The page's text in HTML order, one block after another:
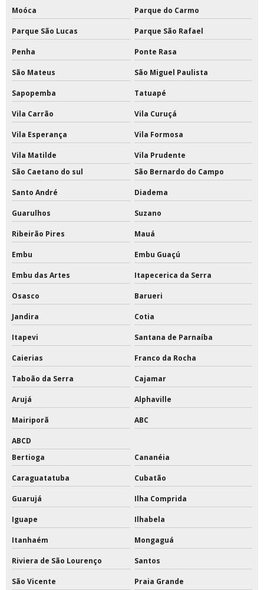
Tinta epóxi fosca
Tinta epóxi impermeabilizante
Tinta epóxi industrial para metal
Tinta epóxi para escada de concreto
Tinta epóxi para estrutura metálica
Tinta epóxi para metal
Tinta epóxi para parede externa
Tinta epóxi para piso externo
Tinta epóxi pu para piso
Tinta epóxi rendimento por m2
Tinta para pintar quadras esportivas
Tinta para pintura de quadras
Tinta para quadras
Tinta para quadras esportivas
Tinta poliuretano alifático
Tinta poliuretano para piso de concreto
Tinta poliuretano pu
Tinta pu branca brilhante
Tinta pu branco fosco
Moóca Parque do Carmo
Parque São Lucas Parque São Rafael
Penha Ponte Rasa
São Mateus São Miguel Paulista
Sapopemba Tatuapé
Vila Carrão Vila Curuçá
Vila Esperança Vila Formosa
Vila Matilde
Vila Prudente
São Caetano do sul
São Bernardo do Campo
Santo André Diadema
Guarulhos Suzano
Ribeirão Pires Mauá
Embu Embu Guaçú
Embu das Artes Itapecerica da Serra
Osasco Barueri
Jandira Cotia
Itapevi Santana de Parnaíba
Caierias Franco da Rocha
Taboão da Serra Cajamar
Arujá Alphaville
Mairiporã ABC
ABCD
Bertioga
Cananéia
Caraguatatuba Cubatão
Guarujá Ilha Comprida
Iguape Ilhabela
Itanhaém Mongaguá
Riviera de São Lourenço Santos
São Vicente Praia Grande